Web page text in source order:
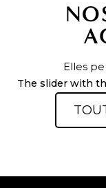
Elles
The slider with